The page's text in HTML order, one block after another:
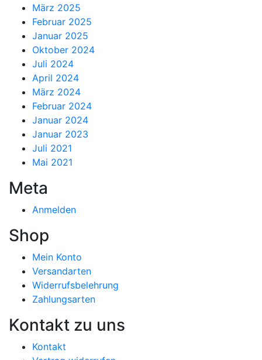
März 2025
Februar 2025
Januar 2025
Oktober 2024
Juli 2024
April 2024
März 2024
Februar 2024
Januar 2024
Januar 2023
Juli 2021
Mai 2021
Meta
Anmelden
Shop
Mein Konto
Versandarten
Widerrufsbelehrung
Zahlungsarten
Kontakt zu uns
Kontakt